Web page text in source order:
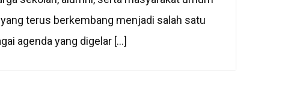
terus berkembang menjadi salah satu
agenda yang digelar […]